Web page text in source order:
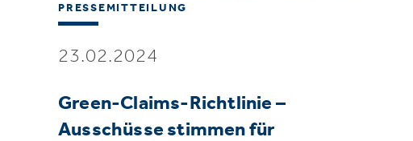
PRESSEMITTEILUNG
23.02.2024
Green-Claims-Richtlinie –
Ausschüsse stimmen für